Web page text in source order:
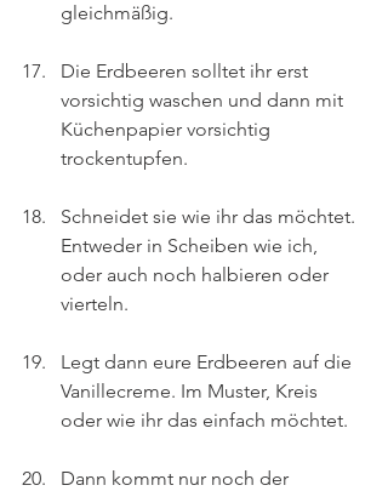
gleichmäßig.
Die Erdbeeren solltet ihr erst
vorsichtig waschen und dann mit
Küchenpapier vorsichtig
trockentupfen.
Schneidet sie wie ihr das möchtet.
Entweder in Scheiben wie ich,
oder auch noch halbieren oder
vierteln.
Legt dann eure Erdbeeren auf die
Vanillecreme. Im Muster, Kreis
oder wie ihr das einfach möchtet.
Dann kommt nur noch der